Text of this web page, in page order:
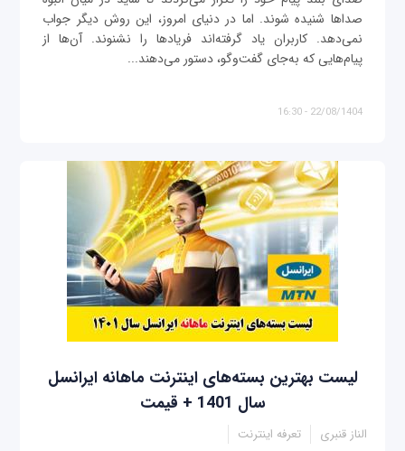
صداها شنیده شوند. اما در دنیای امروز، این روش دیگر جواب
نمی‌دهد. کاربران یاد گرفته‌اند فریادها را نشنوند. آن‌ها از
پیام‌هایی که به‌جای گفت‌وگو، دستور می‌دهند...
22/08/1404 - 16:30
لیست بهترین بسته‌های اینترنت ماهانه ایرانسل
سال 1401 + قیمت
الناز قنبری تعرفه اینترنت